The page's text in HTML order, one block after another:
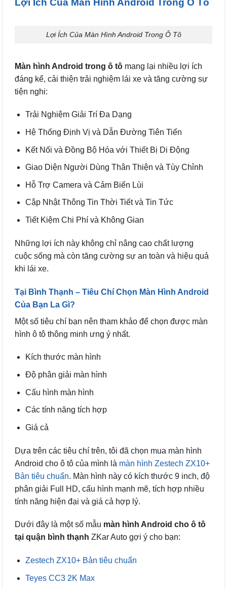
Lợi Ích Của Màn Hình Android Trong Ô Tô
Màn hình Android trong ô tô mang lại nhiều lợi ích
đáng kể, cải thiện trải nghiệm lái xe và tăng cường sự
tiện nghi:
Trải Nghiệm Giải Trí Đa Dạng
Hệ Thống Định Vị và Dẫn Đường Tiên Tiến
Kết Nối và Đồng Bộ Hóa với Thiết Bị Di Động
Giao Diện Người Dùng Thân Thiện và Tùy Chỉnh
Hỗ Trợ Camera và Cảm Biến Lùi
Cập Nhật Thông Tin Thời Tiết và Tin Tức
Tiết Kiệm Chi Phí và Không Gian
Những lợi ích này không chỉ nâng cao chất lượng
cuộc sống mà còn tăng cường sự an toàn và hiệu quả
khi lái xe.
Tại Bình Thạnh – Tiêu Chí Chọn Màn Hình Android
Của Bạn La Gì?
Một số tiêu chí bạn nên tham khảo để chọn được màn
hình ô tô thông minh ưng ý nhất.
Kích thước màn hình
Độ phân giải màn hình
Cấu hình màn hình
Các tính năng tích hợp
Giá cả
Dựa trên các tiêu chí trên, tôi đã chọn mua màn hình
Android cho ô tô của mình là màn hình Zestech ZX10+
Bản tiêu chuẩn. Màn hình này có kích thước 9 inch, độ
phân giải Full HD, cấu hình mạnh mẽ, tích hợp nhiều
tính năng hiện đại và giá cả hợp lý.
Dưới đây là một số mẫu màn hình Android cho ô tô
tại quận bình thạnh ZKar Auto gợi ý cho bạn:
Zestech ZX10+ Bản tiêu chuẩn
Teyes CC3 2K Max